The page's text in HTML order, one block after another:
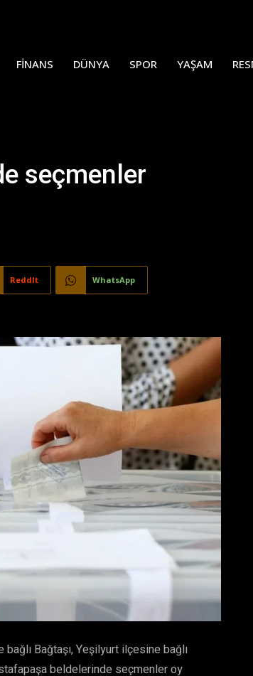
FINANS DÜNYA SPOR YAŞAM
seçmenler
ReddIt WhatsApp
Bağtaşı, Yeşilyurt ilçesine bağlı
beldelerinde seçmenler oy